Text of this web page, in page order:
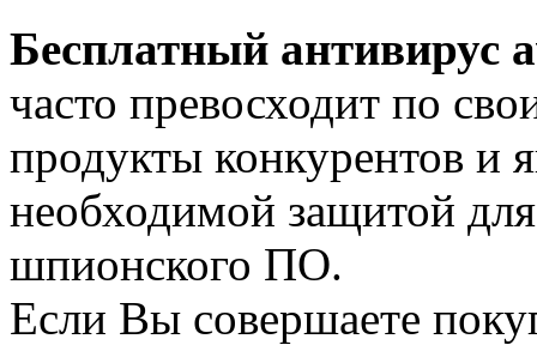
Бесплатный антивирус
часто превосходит по
продукты конкурентов и
необходимой защитой
шпионского ПО.
Если Вы совершаете